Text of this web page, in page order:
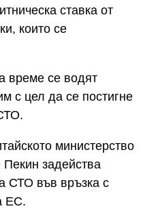
ставка от
които се
време се водят
с цел да се постигне
министерство
Пекин задейства
СТО във връзка с
ЕС.